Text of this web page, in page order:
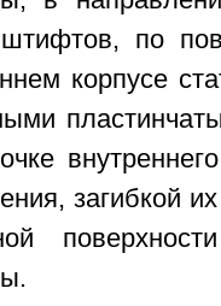
по
корпусе
загибкой